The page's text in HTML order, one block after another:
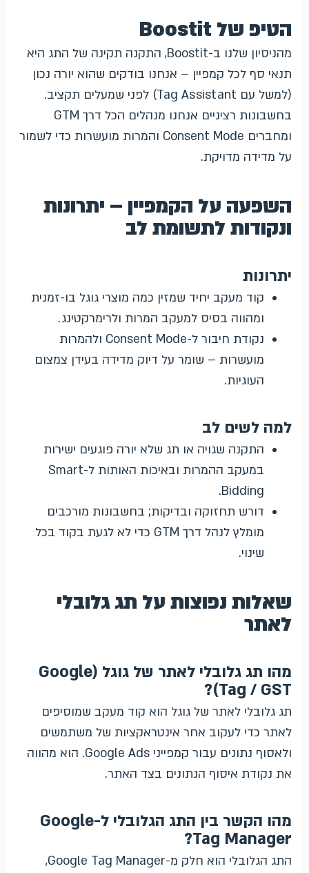
הטיפ של Boostit
מהניסיון שלנו ב-Boostit, התקנה תקינה של התג היא
תנאי סף לכל קמפיין – אנחנו בודקים שהוא יורה נכון
(למשל עם Tag Assistant) לפני שמעלים תקציב.
בחשבונות רציניים אנחנו מנהלים הכל דרך GTM
ומחברים Consent Mode והמרות מועשרות כדי לשמור
על מדידה מדויקת.
השפעה על הקמפיין – יתרונות
ונקודות לתשומת לב
יתרונות
קוד מעקב יחיד שמזין כמה מוצרי גוגל בו-זמנית
ומהווה בסיס למעקב המרות ולרימרקטינג.
נקודת חיבור ל-Consent Mode ולהמרות
מועשרות – שומר על דיוק מדידה בעידן צמצום
העוגיות.
למה לשים לב
התקנה שגויה או תג שלא יורה פוגעים ישירות
במעקב ההמרות ובאיכות האותות ל-Smart
Bidding.
דורש תחזוקה ובדיקות; בחשבונות מורכבים
מומלץ לנהל דרך GTM כדי לא לגעת בקוד בכל
שינוי.
שאלות נפוצות על תג גלובלי
לאתר
מהו תג גלובלי לאתר של גוגל (Google
Tag / GST)?
תג גלובלי לאתר של גוגל הוא קוד מעקב שמוסיפים
לאתר כדי לעקוב אחר אינטראקציות של משתמשים
ולאסוף נתונים עבור קמפייני Google Ads. הוא מהווה
את נקודת איסוף הנתונים בצד האתר.
מהו הקשר בין התג הגלובלי ל-Google
Tag Manager?
התג הגלובלי הוא חלק מ-Google Tag Manager,